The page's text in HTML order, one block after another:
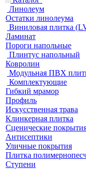
Линолеум
Остатки линолеума
Виниловая плитка
Ламинат
Пороги напольные
Плинтус напольный
Ковролин
Модульная ПВХ
Комплектующие
Гибкий мрамор
Профиль
Искусственная трава
Клинкерная плитка
Сценические
Антисептики
Уличные покрытия
Плитка
Ступени